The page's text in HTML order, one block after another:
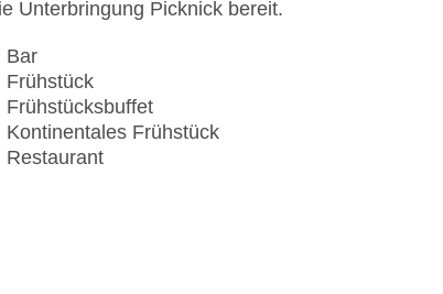
Unterbringung Picknick bereit.
Bar
Frühstück
Frühstücksbuffet
Kontinentales Frühstück
Restaurant